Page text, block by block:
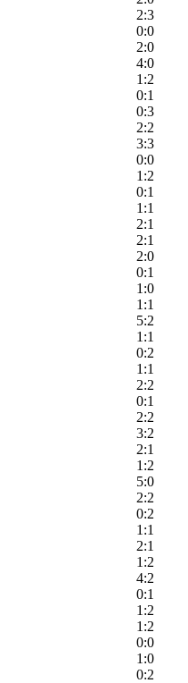
2:3
0:0
2:0
4:0
1:2
0:1
0:3
2:2
3:3
0:0
1:2
0:1
1:1
2:1
2:1
2:0
0:1
1:0
1:1
5:2
1:1
0:2
1:1
2:2
0:1
2:2
3:2
2:1
1:2
5:0
2:2
0:2
1:1
2:1
1:2
4:2
0:1
1:2
1:2
0:0
1:0
0:2